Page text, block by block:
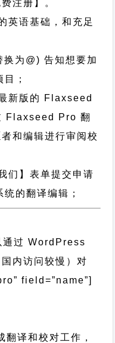
注册】。
英语基础，和充足
为@) 告知想要加
；
新版的 Flaxseed
Flaxseed Pro 翻
和编辑进行审阅校
们】表单提交申请
的翻译编辑；
通过WordPress
内访问较慢）对
field=”name”]
译和校对工作，